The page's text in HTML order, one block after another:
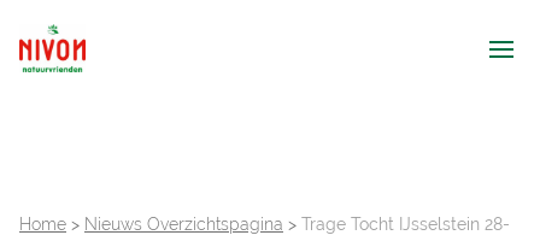
Home > Nieuws Overzichtspagina > Trage Tocht IJsselstein 28-